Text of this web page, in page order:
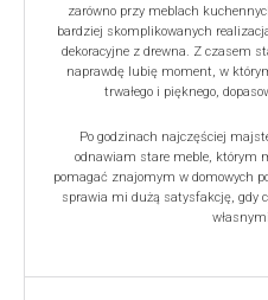
zarówno przy meblach
bardziej skomplikowanych
dekoracyjne z drewna. Z czasem
naprawdę lubię moment, w
trwałego i pięknego,
Po godzinach najczęściej
odnawiam stare meble, którym
pomagać znajomym w domowych
sprawia mi dużą satysfakcję, gdy